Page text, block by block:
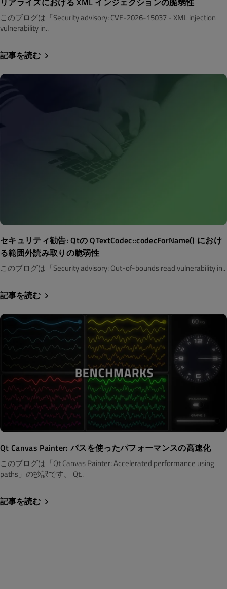
このブログは「Security advisory: CVE-2026-15037 - XML injection
vulnerability in..
記事を読む
セキュリティ勧告: Qtの QTextCodec::codecForName() におけ
る範囲外読み取りの脆弱性
このブログは「Security advisory: Out-of-bounds read vulnerability in..
記事を読む
Qt Canvas Painter: パスを使ったパフォーマンスの高速化
このブログは「Qt Canvas Painter: Accelerated performance using
paths」の抄訳です。 Qt..
記事を読む